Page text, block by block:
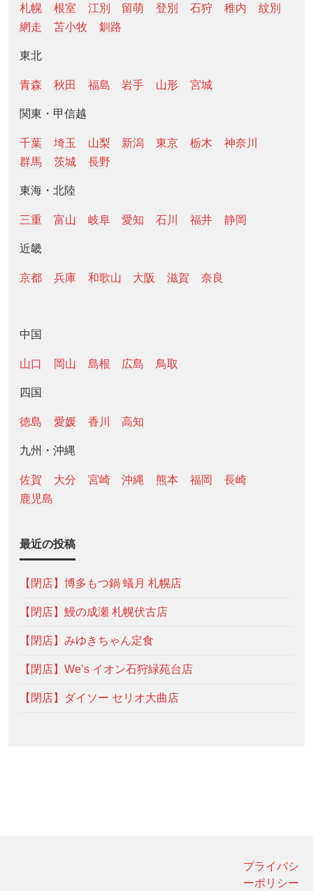
札幌
根室 江別 留萌 登別 石狩 稚内
紋別
網走
苫小牧 釧路
東北
青森 秋田 福島 岩手 山形 宮城
関東・甲信越
千葉 埼玉 山梨 新潟 東京 栃木
神奈川
群馬
茨城 長野
東海・北陸
三重 富山 岐阜 愛知 石川 福井 静岡
近畿
京都 兵庫 和歌山 大阪 滋賀 奈良
中国
山口 岡山 島根 広島 鳥取
四国
徳島 愛媛 香川 高知
九州・沖縄
佐賀 大分 宮崎 沖縄 熊本 福岡
長崎
鹿児島
最近の投稿
【閉店】博多もつ鍋 蟻月 札幌店
【閉店】鰻の成瀬 札幌伏古店
【閉店】みゆきちゃん定食
【閉店】We’s イオン石狩緑苑台店
【閉店】ダイソー セリオ大曲店
プライバシ
ーポリシー